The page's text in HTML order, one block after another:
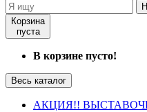
Корзина
пуста
В корзине пусто!
Весь каталог
АКЦИЯ!!